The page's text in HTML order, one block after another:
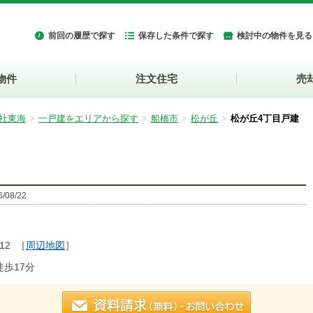
前回の履歴で探す 保存した条件で探す 検討中の物件を見る
件 注文住宅 売
東海 一戸建をエリアから探す 船橋市 松が丘 松が丘4丁目戸建
08/22
［周辺地図 ］
歩17分